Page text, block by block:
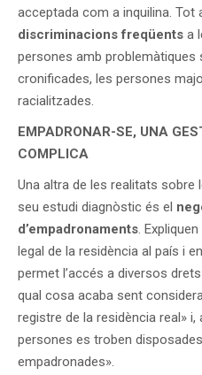
acceptada com a inquilina. Tot
discriminacions freqüents a
persones amb
cronificades, les persones
racialitzades.
EMPADRONAR-SE, UNA
COMPLICA
Una altra de les realitats sobre
seu estudi diagnòstic és el
d’empadronaments.
legal de la residència al país i
permet l’accés a diversos
qual cosa acaba sent
registre de la residència real» i,
persones es troben
empadronades».